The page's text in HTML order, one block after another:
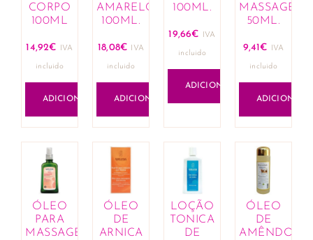
CORPO
100ML
14,92€ IVA
incluido
ADICIONAR
AMARELO
100ML.
18,08€ IVA
incluido
ADICIONAR
100ML.
19,66€ IVA
incluido
ADICIONAR
MASSAGEM
50ML.
9,41€ IVA
incluido
ADICIONAR
ÓLEO
PARA
MASSAGEM
ÓLEO
DE
ARNICA
LOÇÃO
TONICA
DE
ÓLEO
DE
AMÊNDOAS